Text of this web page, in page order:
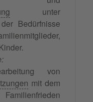
unter
Bedürfnisse
von
mit dem